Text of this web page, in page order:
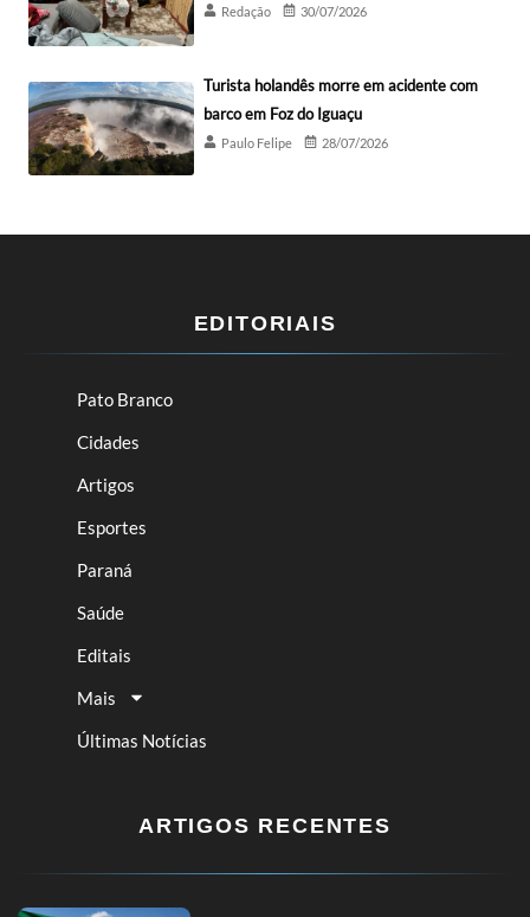
Redação 30/07/2026
Turista holandês morre em acidente com
barco em Foz do Iguaçu
Paulo Felipe 28/07/2026
EDITORIAIS
Pato Branco
Cidades
Artigos
Esportes
Paraná
Saúde
Editais
Mais
Últimas Notícias
ARTIGOS RECENTES